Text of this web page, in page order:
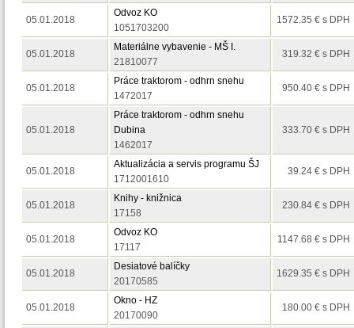
05.01.2018
Odvoz KO
1051703200
1572.35 € s DPH
05.01.2018
Materiálne vybavenie - MŠ I.
21810077
319.32 € s DPH
05.01.2018
Práce traktorom - odhrn snehu
1472017
950.40 € s DPH
05.01.2018
Práce traktorom - odhrn snehu
Dubina
1462017
333.70 € s DPH
05.01.2018
Aktualizácia a servis programu ŠJ
1712001610
39.24 € s DPH
05.01.2018
Knihy - knižnica
17158
230.84 € s DPH
05.01.2018
Odvoz KO
17117
1147.68 € s DPH
05.01.2018
Desiatové balíčky
20170585
1629.35 € s DPH
05.01.2018
Okno - HZ
20170090
180.00 € s DPH